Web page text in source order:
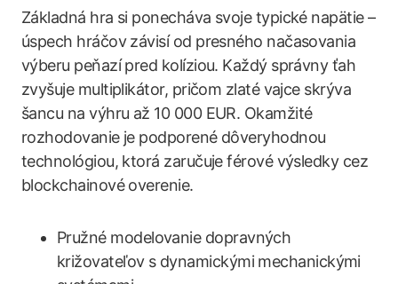
Základná hra si ponecháva svoje typické napätie –
úspech hráčov závisí od presného načasovania
výberu peňazí pred kolíziou. Každý správny ťah
zvyšuje multiplikátor, pričom zlaté vajce skrýva
šancu na výhru až 10 000 EUR. Okamžité
rozhodovanie je podporené dôveryhodnou
technológiou, ktorá zaručuje férové výsledky cez
blockchainové overenie.
Pružné modelovanie dopravných
križovateľov s dynamickými mechanickými